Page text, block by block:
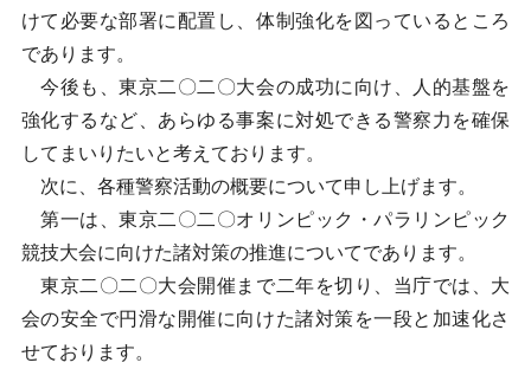
けて必要な部署に配置し、体制強化を図っているところ
であります。
今後も、東京二〇二〇大会の成功に向け、人的基盤を
強化するなど、あらゆる事案に対処できる警察力を確保
してまいりたいと考えております。
次に、各種警察活動の概要について申し上げます。
第一は、東京二〇二〇オリンピック・パラリンピック
競技大会に向けた諸対策の推進についてであります。
東京二〇二〇大会開催まで二年を切り、当庁では、大
会の安全で円滑な開催に向けた諸対策を一段と加速化さ
せております。